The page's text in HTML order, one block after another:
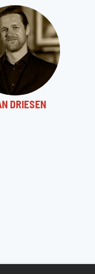
DRIESEN